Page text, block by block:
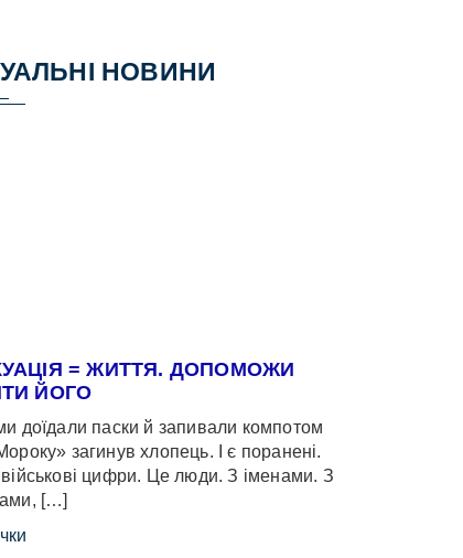
НОВИНИ
= ЖИТТЯ. ДОПОМОЖИ
ЙОГО
доїдали паски й запивали компотом
загинув хлопець. І є поранені.
цифри. Це люди. З іменами. З
[…]